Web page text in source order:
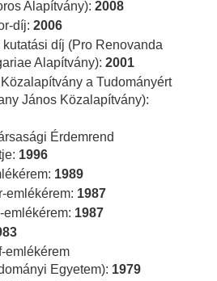
Alapítvány): 2008
díj: 2006
kutatási díj (Pro Renovanda
Alapítvány): 2001
a Tudományért
János Közalapítvány):
Érdemrend
1996
1989
emlékérem: 1987
1987
emlékérem
Egyetem): 1979